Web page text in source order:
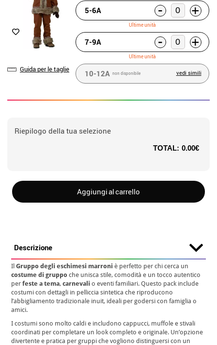
Guida per le taglie
5-6A - +
Ultime unità
7-9A - +
Ultime unità
10-12A non disponibile vedi simili
Riepilogo della tua selezione
TOTAL: 0.00€
Aggiungi al carrello
Descrizione
IlGruppo degli eschimesi marroni è perfetto per chi cerca un
costume di gruppo che unisca stile, comodità e un tocco autentico
perfeste a tema,carnevali o eventi familiari. Questo pack include
costumi con dettagli in pelliccia sintetica che riproducono
l’abbigliamento tradizionale inuit, ideali per godersi con famiglia o
amici.
I costumi sono molto caldi e includono cappucci, muffole e stivali
coordinati per completare un look completo e originale. Un’opzione
divertente e pratica per gruppi che vogliono distinguersi con un